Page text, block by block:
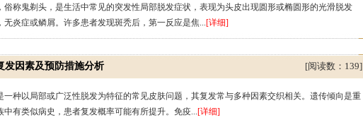
鬼剃头，是生活中常见的突发性局部脱发症状，表现为头皮出现圆形或椭圆形的光滑脱发
无炎症或鳞屑。许多患者发现斑秃后，第一反应是焦...[详细]
发因素及预防措施分析 [阅读数：139]
以局部或广泛性脱发为特征的常见皮肤问题，其复发常与多种因素交织相关。遗传倾向是重
中有类似病史，患者复发概率可能有所提升。免疫...[详细]